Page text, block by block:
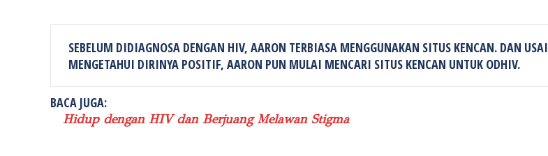
SEBELUM DIDIAGNOSA DENGAN HIV, AARON TERBIASA MENGGUNAKAN SITUS KENCAN. DAN USAI
MENGETAHUI DIRINYA POSITIF, AARON PUN MULAI MENCARI SITUS KENCAN UNTUK ODHIV.
BACA JUGA:
Hidup dengan HIV dan Berjuang Melawan Stigma